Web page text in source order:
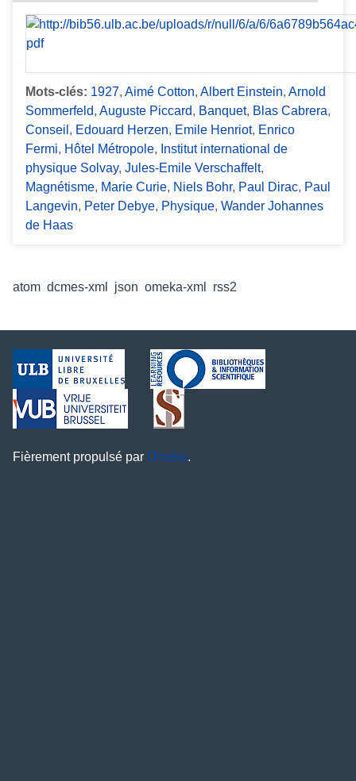
Mots-clés: 1927, Aimé Cotton, Albert Einstein, Arnold
Sommerfeld, Auguste Piccard, Banquet, Blas Cabrera,
Conseil , Edouard Herzen, Emile Henriot, Enrico
Fermi, Hôtel Métropole, Institut international de
physique Solvay, Jules-Emile Verschaffelt,
Magnétisme, Marie Curie, Niels Bohr, Paul Dirac, Paul
Langevin, Peter Debye, Physique, Wander Johannes
de Haas
atom dcmes-xml json omeka-xml rss2
Fièrement propulsé par Omeka.